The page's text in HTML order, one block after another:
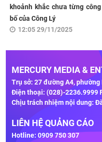
khoảnh khắc chưa từng công
bố của Công Lý
12:05 29/11/2025
MERCURY MEDIA &
Trụ sở: 27 đường A4,
Điện thoại: (028)-2236.9999
Chịu trách nhiệm nội dung:
LIÊN HỆ QUẢNG CÁO
Hotline: 0909 750 307